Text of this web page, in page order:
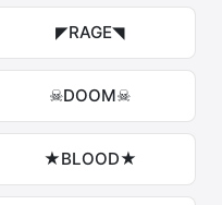
◤RAGE◥
☠DOOM☠
★BLOOD★